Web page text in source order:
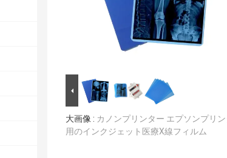
大画像 : カノンプリンター エプソンプリ
用のインクジェット医療X線フィルム